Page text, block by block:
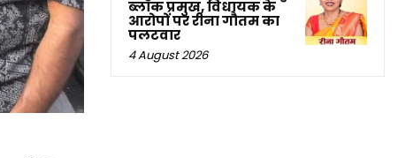
ब्लॉक प्रमुख, विधायक के
आरोपों पर रीना गौतम का
पलटवार
4 August 2026